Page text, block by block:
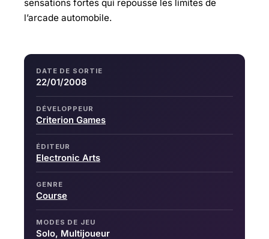
sensations fortes qui repousse les limites de
l’arcade automobile.
DATE DE SORTIE
22/01/2008
DÉVELOPPEUR
Criterion Games
ÉDITEUR
Electronic Arts
GENRE
Course
MODES DE JEU
Solo, Multijoueur